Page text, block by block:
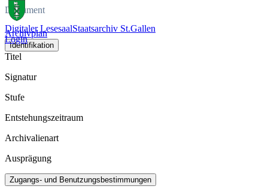
Digitaler LesesaalStaatsarchiv St.Gallen
Login
Dokument
Archivplan
Identifikation
Titel
Signatur
Stufe
Entstehungszeitraum
Archivalienart
Ausprägung
Zugangs- und Benutzungsbestimmungen